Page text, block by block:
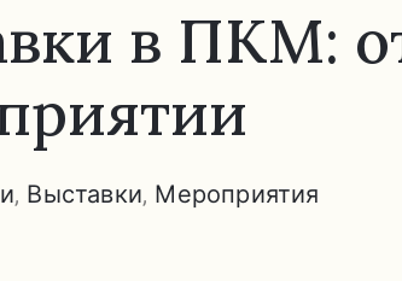
в ПКМ:
‚ Выставки‚ Мероприятия